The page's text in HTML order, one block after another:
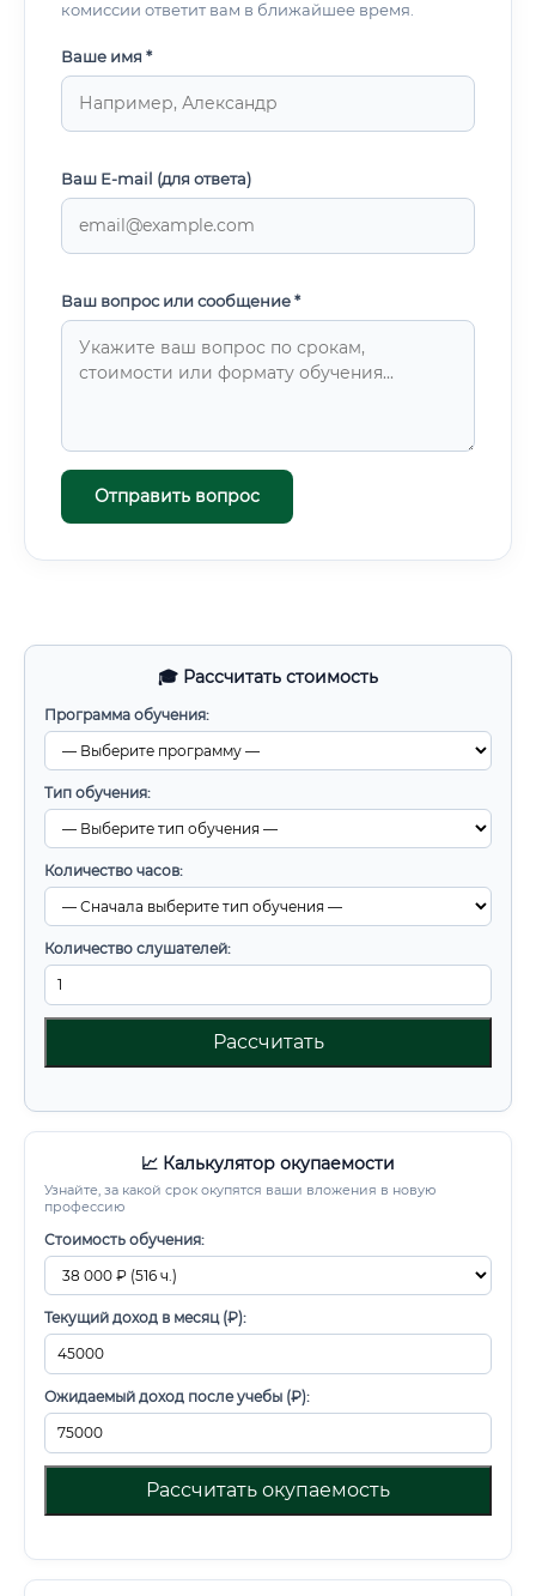
🎓 Рассчитать стоимость
Программа обучения:
Тип обучения:
Количество часов:
Количество слушателей:
Рассчитать
📈 Калькулятор окупаемости
Узнайте, за какой срок окупятся ваши вложения в новую
профессию
Стоимость обучения:
Текущий доход в месяц (₽):
Ожидаемый доход после учебы (₽):
Рассчитать окупаемость
комиссии ответит вам в ближайшее время.
Ваше имя *
Ваш E-mail (для ответа)
Ваш вопрос или сообщение *
Отправить вопрос